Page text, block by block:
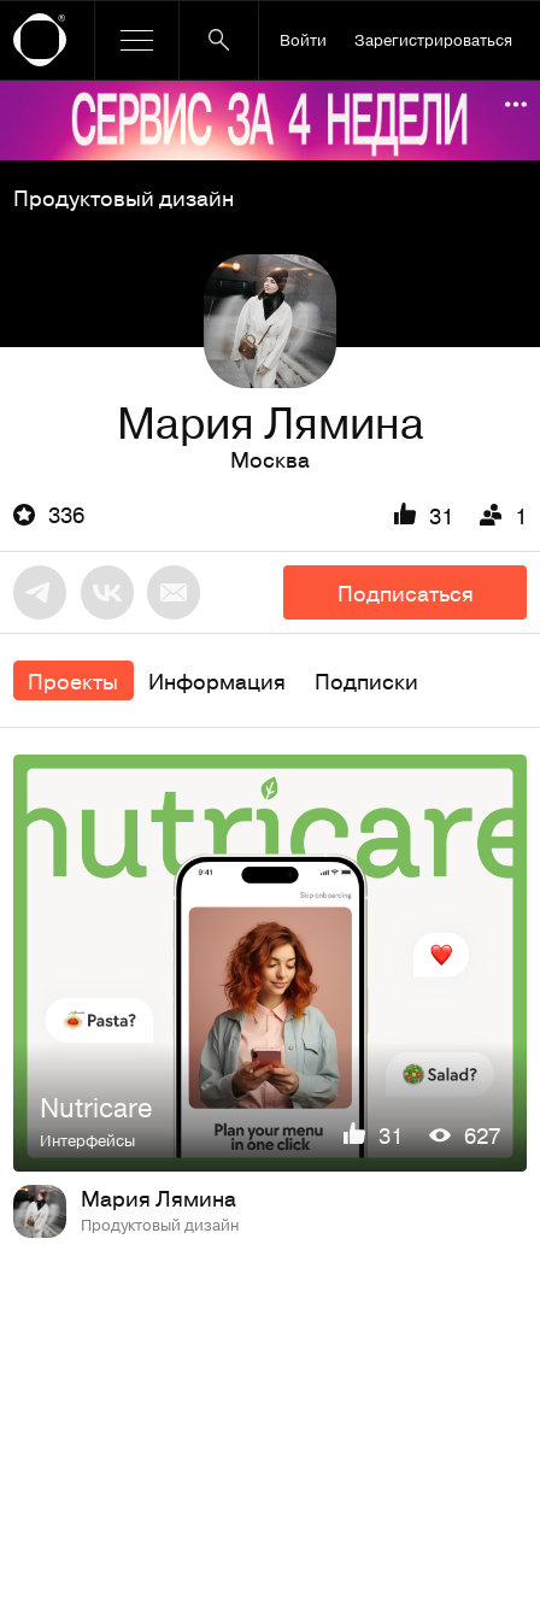
Войти Зарегистрироваться
Ссылка баннера
Продуктовый дизайн
Мария Лямина
Москва
336
31 1
Подписаться
Проекты Информация Подписки
Nutricare
Интерфейсы 31 627
Мария Лямина
Продуктовый дизайн